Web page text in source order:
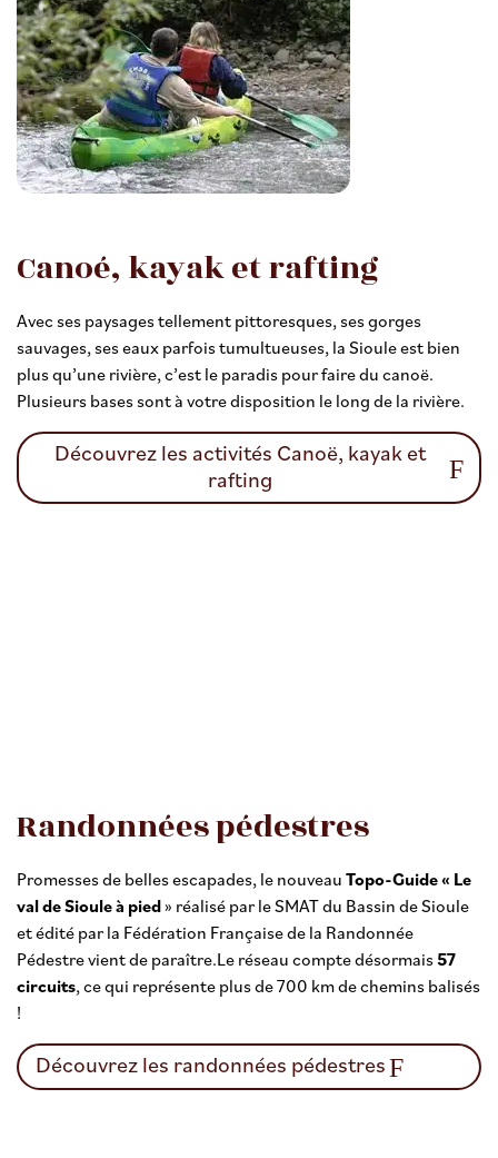
Canoé, kayak et rafting
Avec ses paysages tellement pittoresques, ses gorges
sauvages, ses eaux parfois tumultueuses, la Sioule est bien
plus qu’une rivière, c’est le paradis pour faire du canoë.
Plusieurs bases sont à votre disposition le long de la rivière.
Découvrez les activités Canoë, kayak et
rafting
Randonnées pédestres
Promesses de belles escapades, le nouveau Topo-Guide « Le
val de Sioule à pied» réalisé par le SMAT du Bassin de Sioule
et édité par la Fédération Française de la Randonnée
Pédestre vient de paraître.Le réseau compte désormais57
circuits, ce qui représente plus de 700 km de chemins balisés
!
Découvrez les randonnées pédestres